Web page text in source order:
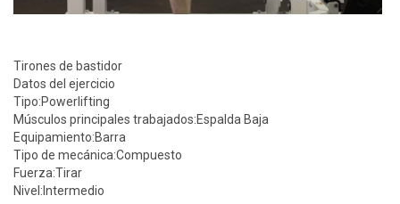
Tirones de bastidor
Datos del ejercicio
Tipo:Powerlifting
Músculos principales trabajados:Espalda Baja
Equipamiento:Barra
Tipo de mecánica:Compuesto
Fuerza:Tirar
Nivel: Intermedio